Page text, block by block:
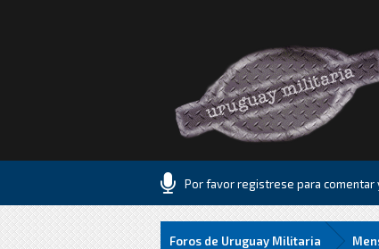
Por favor registrese para comentar
Foros de Uruguay Militaria